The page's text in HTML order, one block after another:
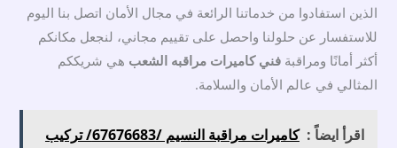
الذين استفادوا من خدماتنا الرائعة في مجال الأمان اتصل بنا اليوم
للاستفسار عن حلولنا واحصل على تقييم مجاني، لنجعل مكانكم
أكثر أمانًا ومراقبةفني كاميرات مراقبه الشعب هي شريككم
المثالي في عالم الأمان والسلامة.
اقرأ ايضاً :
كاميرات مراقبة النسيم /67676683/ تركيب